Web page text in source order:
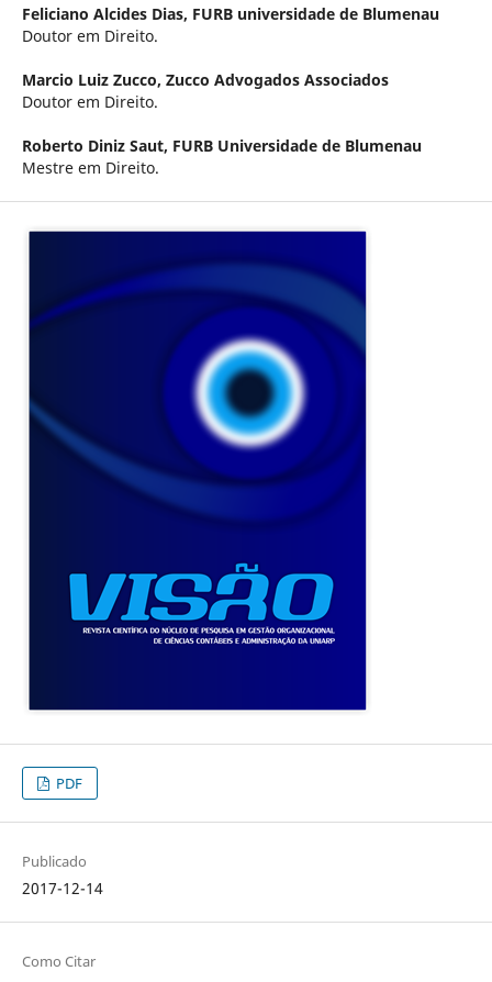
Feliciano Alcides Dias, FURB universidade de Blumenau
Doutor em Direito.
Marcio Luiz Zucco, Zucco Advogados Associados
Doutor em Direito.
Roberto Diniz Saut, FURB Universidade de Blumenau
Mestre em Direito.
PDF
Publicado
2017-12-14
Como Citar